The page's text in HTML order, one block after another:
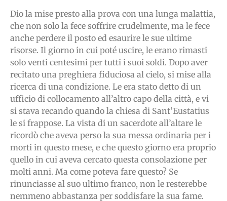
Dio la mise presto alla prova con una lunga malattia,
che non solo la fece soffrire crudelmente, ma le fece
anche perdere il posto ed esaurire le sue ultime
risorse. Il giorno in cui poté uscire, le erano rimasti
solo venti centesimi per tutti i suoi soldi. Dopo aver
recitato una preghiera fiduciosa al cielo, si mise alla
ricerca di una condizione. Le era stato detto di un
ufficio di collocamento all’altro capo della città, e vi
si stava recando quando la chiesa di Sant’Eustatius
le si frappose. La vista di un sacerdote all’altare le
ricordò che aveva perso la sua messa ordinaria per i
morti in questo mese, e che questo giorno era proprio
quello in cui aveva cercato questa consolazione per
molti anni. Ma come poteva fare questo? Se
rinunciasse al suo ultimo franco, non le resterebbe
nemmeno abbastanza per soddisfare la sua fame.